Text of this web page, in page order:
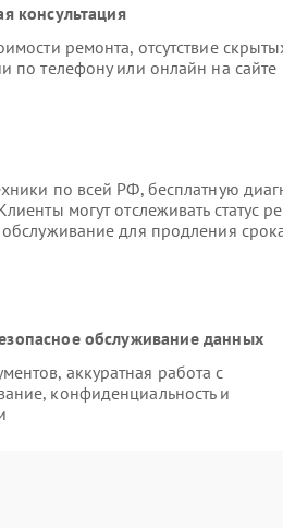
консультация
ремонта, отсутствие
по телефону или онлайн на сайте
по всей РФ, бесплатную
могут отслеживать статус
для продления
обслуживание данных
аккуратная работа с
конфиденциальность и